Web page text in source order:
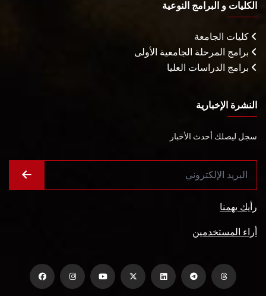
الكليات و البرامج النوعية
كليات الجامعة
برامج المرحلة الجامعية الأولى
برامج الدراسات العليا
النشرة الإخبارية
سجل ليصلك أحدث الأخبار
رأيك يهمنا
أراء المستخدمين